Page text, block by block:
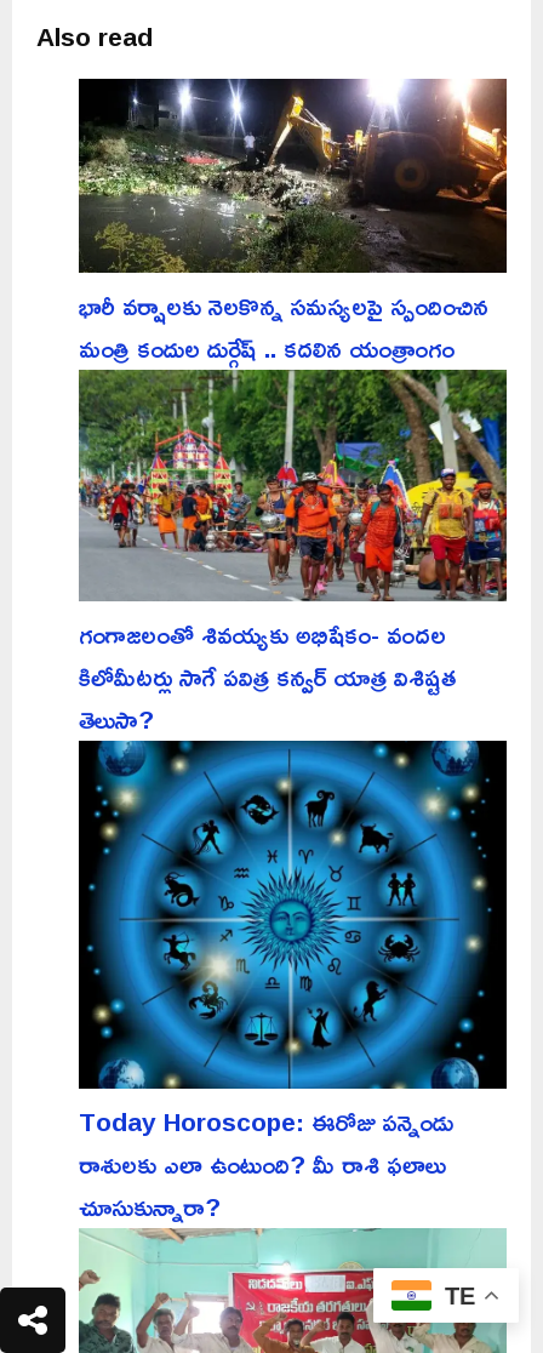
Also read
భారీ వర్షాలకు నెలకొన్న సమస్యలపై స్పందించిన
మంత్రి కందుల దుర్గేష్ .. కదలిన యంత్రాంగం
గంగాజలంతో శివయ్యకు అభిషేకం- వందల
కిలోమీటర్లు సాగే పవిత్ర కన్వర్ యాత్ర విశిష్టత
తెలుసా?
Today Horoscope: ఈరోజు పన్నెండు
రాశులకు ఎలా ఉంటుంది? మీ రాశి ఫలాలు
చూసుకున్నారా?
TE